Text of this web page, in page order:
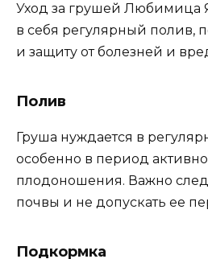
Уход за грушей Любимица
в себя регулярный полив,
и защиту от болезней и
Полив
Груша нуждается в
особенно в период
плодоношения. Важно
почвы и не допускать ее
Подкормка